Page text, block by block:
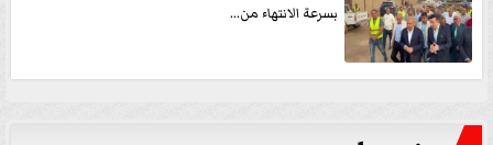
بسرعة الانتهاء من...